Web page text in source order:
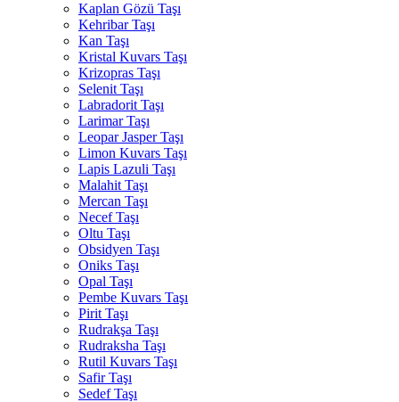
Kaplan Gözü Taşı
Kehribar Taşı
Kan Taşı
Kristal Kuvars Taşı
Krizopras Taşı
Selenit Taşı
Labradorit Taşı
Larimar Taşı
Leopar Jasper Taşı
Limon Kuvars Taşı
Lapis Lazuli Taşı
Malahit Taşı
Mercan Taşı
Necef Taşı
Oltu Taşı
Obsidyen Taşı
Oniks Taşı
Opal Taşı
Pembe Kuvars Taşı
Pirit Taşı
Rudrakşa Taşı
Rudraksha Taşı
Rutil Kuvars Taşı
Safir Taşı
Sedef Taşı